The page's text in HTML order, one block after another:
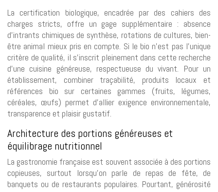
La certification biologique, encadrée par des cahiers des
charges stricts, offre un gage supplémentaire : absence
d’intrants chimiques de synthèse, rotations de cultures, bien-
être animal mieux pris en compte. Si le bio n’est pas l’unique
critère de qualité, il s’inscrit pleinement dans cette recherche
d’une cuisine généreuse, respectueuse du vivant. Pour un
établissement, combiner traçabilité, produits locaux et
références bio sur certaines gammes (fruits, légumes,
céréales, œufs) permet d’allier exigence environnementale,
transparence et plaisir gustatif.
Architecture des portions généreuses et
équilibrage nutritionnel
La gastronomie française est souvent associée à des portions
copieuses, surtout lorsqu’on parle de repas de fête, de
banquets ou de restaurants populaires. Pourtant, générosité